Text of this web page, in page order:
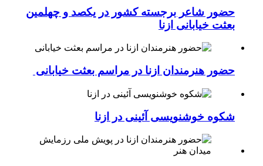
حضور شاعر برجسته کشور در یکصد و چهلمین
بعثت خیابانی ازنا
حضور هنرمندان ازنا در مراسم بعثت خیابانی
شکوه خوشنویسی آئینی در ازنا